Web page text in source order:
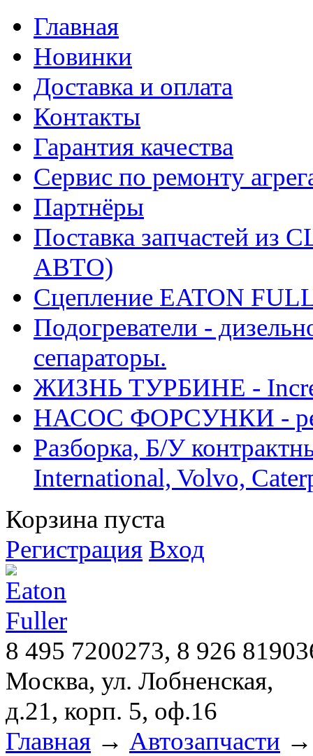
Главная
Новинки
Доставка и оплата
Контакты
Гарантия качества
Сервис по ремонту
Партнёры
Поставка запчастей
АВТО)
Сцепление EATON
Подогреватели -
сепараторы.
ЖИЗНЬ ТУРБИНЕ -
НАСОС ФОРСУНКИ -
Разборка, Б/У
International, Volvo,
Корзина пуста
Регистрация Вход
8 495 7200273, 8 926
Москва, ул. Лобненская,
д.21, корп. 5, оф.16
Главная → Автозапчасти